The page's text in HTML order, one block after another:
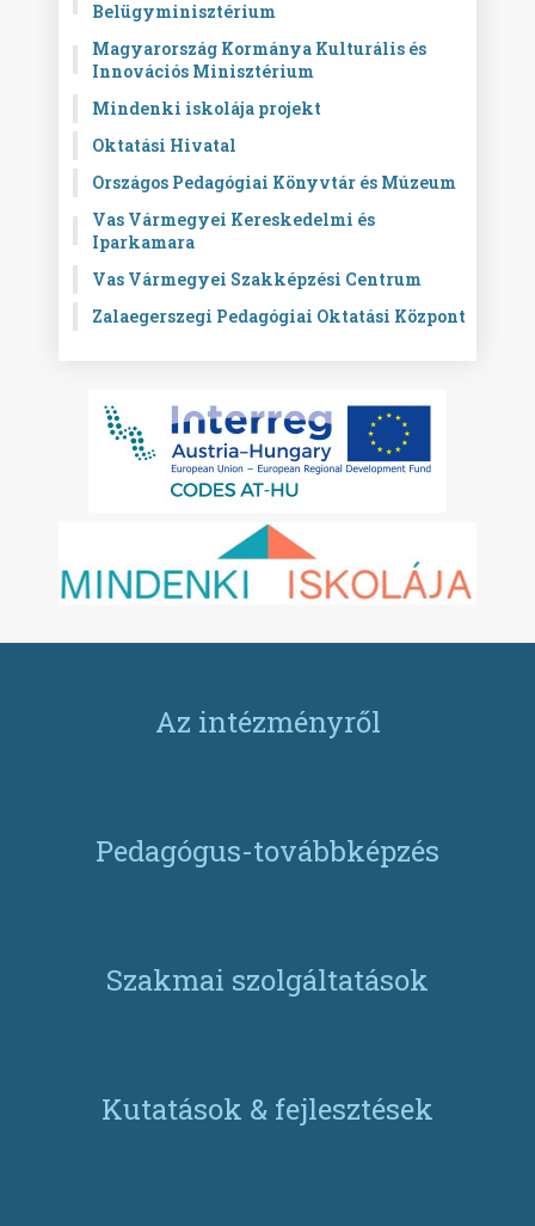
Belügyminisztérium
Magyarország Kormánya Kulturális és
Innovációs Minisztérium
Mindenki iskolája projekt
Oktatási Hivatal
Országos Pedagógiai Könyvtár és Múzeum
Vas Vármegyei Kereskedelmi és
Iparkamara
Vas Vármegyei Szakképzési Centrum
Zalaegerszegi Pedagógiai Oktatási Központ
Az intézményről
Pedagógus-továbbképzés
Szakmai szolgáltatások
Kutatások & fejlesztések